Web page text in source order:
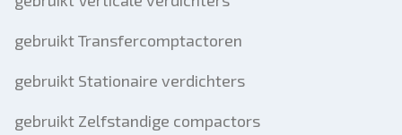
gebruikt Transfercomptactoren
gebruikt Stationaire verdichters
gebruikt Zelfstandige compactors